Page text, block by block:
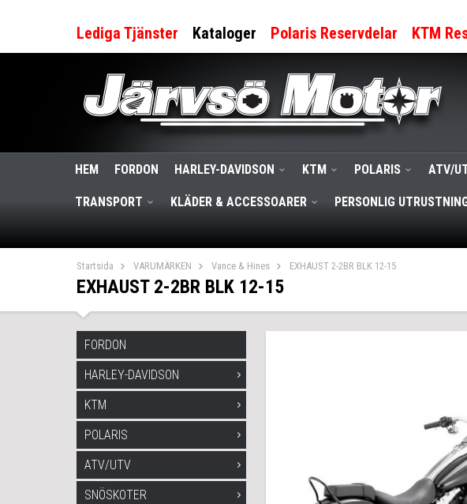
Lediga Tjänster Kataloger Polaris Reservdelar KTM
HEM FORDON HARLEY-DAVIDSON KTM POLARIS ATV/
TRANSPORT KLÄDER & ACCESSOARER PERSONLIG
Startsida VARUMÄRKEN Vance & Hines EXHAUST 2-2BR BLK 12-15
EXHAUST 2-2BR BLK 12-15
FORDON
HARLEY-DAVIDSON
KTM
POLARIS
ATV/UTV
SNÖSKOTER